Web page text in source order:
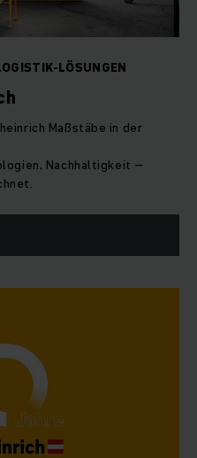
LÖSUNGEN
Maßstäbe in der
Nachhaltigkeit –